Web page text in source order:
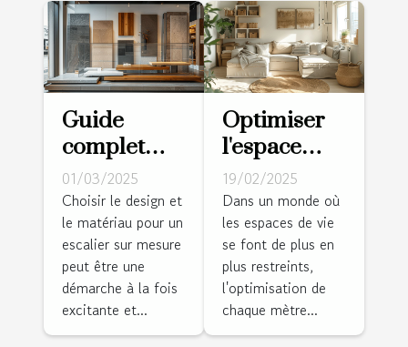
Guide
complet
pour
choisir le
design et le
matériau de
votre
escalier sur
mesure
01/03/2025
Choisir le design et
le matériau pour un
escalier sur mesure
peut être une
démarche à la fois
excitante et...
Optimiser
l'espace
dans les
petits
logements :
stratégies et
conseils
19/02/2025
Dans un monde où
les espaces de vie
se font de plus en
plus restreints,
l'optimisation de
chaque mètre...